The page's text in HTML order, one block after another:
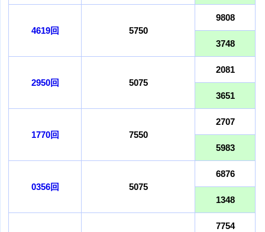
4619回 5750
9808
3748
2950回 5075
2081
3651
1770回 7550
2707
5983
0356回 5075
6876
1348
7754